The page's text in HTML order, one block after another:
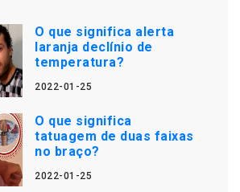
O que significa alerta
laranja declínio de
temperatura?
2022-01-25
O que significa
tatuagem de duas faixas
no braço?
2022-01-25